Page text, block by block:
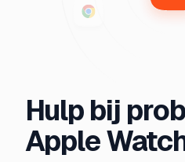
Hulp bij
Apple